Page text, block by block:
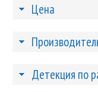
Цена
Детекция по